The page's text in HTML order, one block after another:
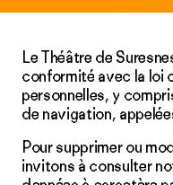
Le Théâtre de
conformité avec la loi
personnelles, y
de navigation,
Pour supprimer ou
invitons à consulter